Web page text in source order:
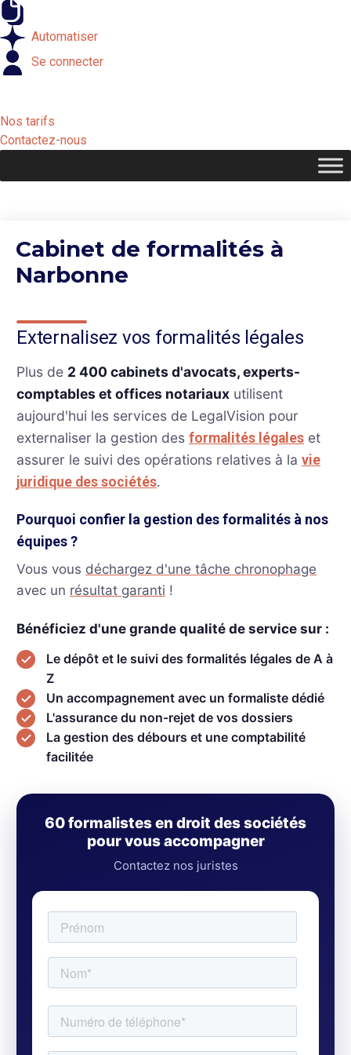
Automatiser
Se connecter
Nos tarifs
Contactez-nous
Cabinet de formalités à
Narbonne
Externalisez vos formalités légales
Plus de 2 400 cabinets d'avocats, experts-
comptables et offices notariaux utilisent
aujourd'hui les services de LegalVision pour
externaliser la gestion des formalités légales et
assurer le suivi des opérations relatives à la vie
juridique des sociétés.
Pourquoi confier la gestion des formalités à nos
équipes ?
Vous vous déchargez d'une tâche chronophage
avec un résultat garanti !
Bénéficiez d'une grande qualité de service sur :
Le dépôt et le suivi des formalités légales de A à
Z
Un accompagnement avec un formaliste dédié
L'assurance du non-rejet de vos dossiers
La gestion des débours et une comptabilité
facilitée
60 formalistes en droit des sociétés
pour vous accompagner
Contactez nos juristes